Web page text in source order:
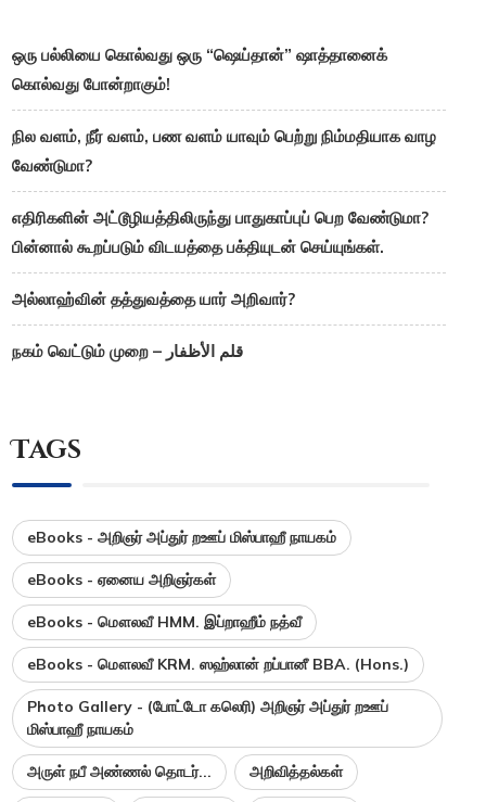
ஒரு பல்லியை கொல்வது ஒரு “ஷெய்தான்” ஷாத்தானைக்
கொல்வது போன்றாகும்!
நில வளம், நீர் வளம், பண வளம் யாவும் பெற்று நிம்மதியாக வாழ
வேண்டுமா?
எதிரிகளின் அட்டூழியத்திலிருந்து பாதுகாப்புப் பெற வேண்டுமா?
பின்னால் கூறப்படும் விடயத்தை பக்தியுடன் செய்யுங்கள்.
அல்லாஹ்வின் தத்துவத்தை யார் அறிவார்?
நகம் வெட்டும் முறை – قلم الأظفار
Tags
eBooks - அறிஞர் அப்துர் றஊப் மிஸ்பாஹீ நாயகம்
eBooks - ஏனைய அறிஞர்கள்
eBooks - மௌலவீ HMM. இப்றாஹீம் நத்வீ
eBooks - மௌலவீ KRM. ஸஹ்லான் றப்பானீ BBA. (Hons.)
Photo Gallery - (போட்டோ கலெரி) அறிஞர் அப்துர் றஊப்
மிஸ்பாஹீ நாயகம்
அருள் நபீ அண்ணல் தொடர்... அறிவித்தல்கள்